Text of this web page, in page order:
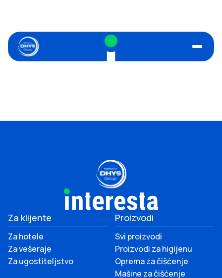
Za klijente
Za hotele
Za vešeraje
Za ugostiteljstvo
Proizvodi
Svi proizvodi
Proizvodi za higijenu
Oprema za čišćenje
Mašine za čišćenje